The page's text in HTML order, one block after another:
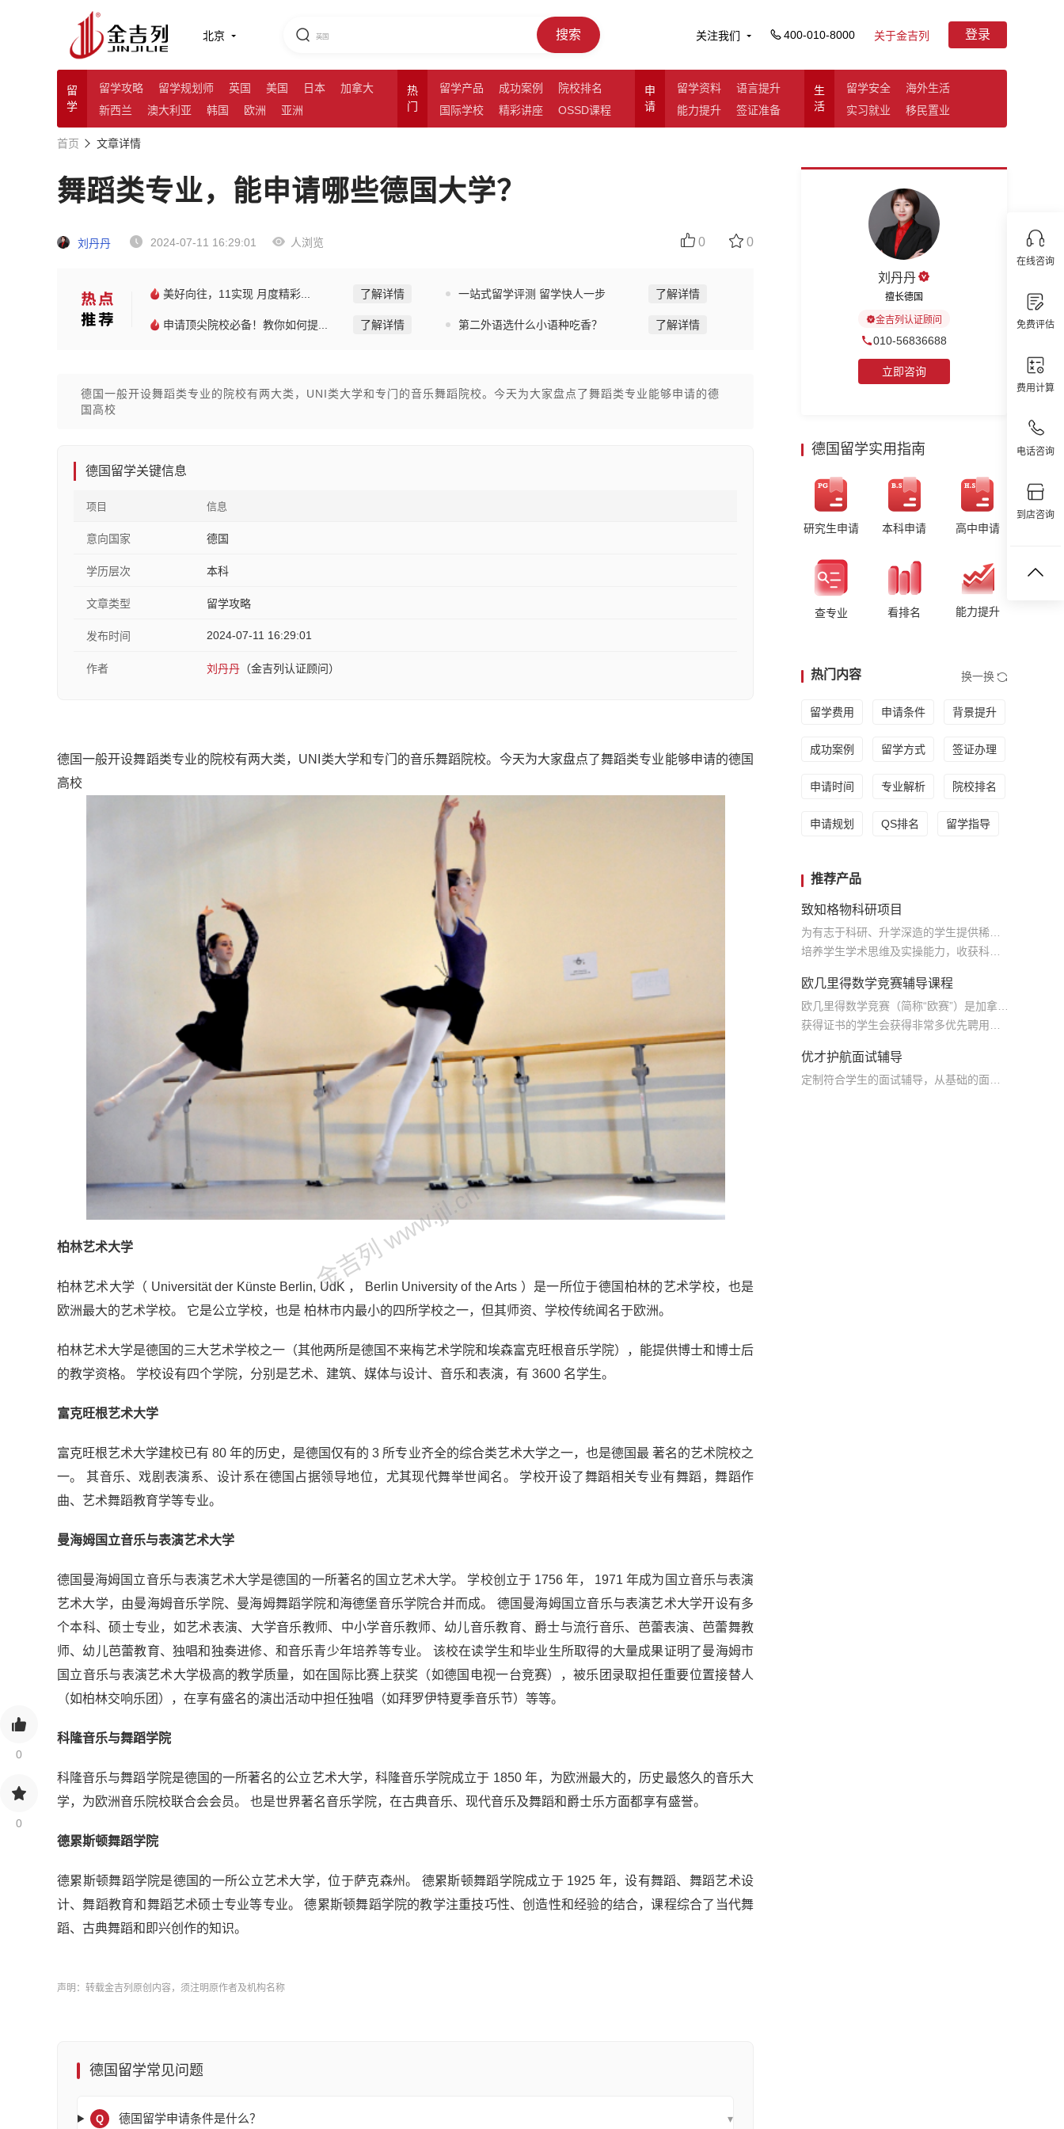
北京 搜索 关注我们 400-010-8000 关于金吉列 登录
留
学
留学攻略 留学规划师 英国 美国 日本
加拿大
新西兰
澳大利亚 韩国 欧洲 亚洲
热
门
留学产品 成功案例
院校排名
国际学校
精彩讲座 OSSD课程
申
请
留学资料
语言提升
能力提升
签证准备
生
活
留学安全
海外生活
实习就业
移民置业
在线咨询
免费评估
费用计算
电话咨询
到店咨询
0
0
首页 文章详情
舞蹈类专业，能申请哪些德国大学？
刘丹丹 2024-07-11 16:29:01 人浏览 0 0
美好向往，11实现 月度精彩... 了解详情 一站式留学评测 留学快人一步 了解详情
申请顶尖院校必备！教你如何提... 了解详情 第二外语选什么小语种吃香？ 了解详情
德国一般开设舞蹈类专业的院校有两大类，UNI类大学和专门的音乐舞蹈院校。今天为大家盘点了舞蹈类专业能够申请的德
国高校
德国留学关键信息
项目 信息
意向国家 德国
学历层次 本科
文章类型 留学攻略
发布时间 2024-07-11 16:29:01
作者 刘丹丹 （金吉列认证顾问）
德国一般开设舞蹈类专业的院校有两大类，UNI类大学和专门的音乐舞蹈院校。今天为大家盘点了舞蹈类专业能够申请的德国
高校
柏林艺术大学
柏林艺术大学（ Universität der Künste Berlin, UdK ， Berlin University of the Arts ）是一所位于德国柏林的艺术学校，也是
欧洲最大的艺术学校。 它是公立学校，也是 柏林市内最小的四所学校之一，但其师资、学校传统闻名于欧洲。
柏林艺术大学是德国的三大艺术学校之一（其他两所是德国不来梅艺术学院和埃森富克旺根音乐学院），能提供博士和博士后
的教学资格。 学校设有四个学院，分别是艺术、建筑、媒体与设计、音乐和表演，有 3600 名学生。
富克旺根艺术大学
富克旺根艺术大学建校已有 80 年的历史，是德国仅有的 3 所专业齐全的综合类艺术大学之一，也是德国最 著名的艺术院校之
一。 其音乐、戏剧表演系、设计系在德国占据领导地位，尤其现代舞举世闻名。 学校开设了舞蹈相关专业有舞蹈，舞蹈作
曲、艺术舞蹈教育学等专业。
曼海姆国立音乐与表演艺术大学
德国曼海姆国立音乐与表演艺术大学是德国的一所著名的国立艺术大学。 学校创立于 1756 年， 1971 年成为国立音乐与表演
艺术大学，由曼海姆音乐学院、曼海姆舞蹈学院和海德堡音乐学院合并而成。 德国曼海姆国立音乐与表演艺术大学开设有多
个本科、硕士专业，如艺术表演、大学音乐教师、中小学音乐教师、幼儿音乐教育、爵士与流行音乐、芭蕾表演、芭蕾舞教
师、幼儿芭蕾教育、独唱和独奏进修、和音乐青少年培养等专业。 该校在读学生和毕业生所取得的大量成果证明了曼海姆市
国立音乐与表演艺术大学极高的教学质量，如在国际比赛上获奖（如德国电视一台竞赛），被乐团录取担任重要位置接替人
（如柏林交响乐团），在享有盛名的演出活动中担任独唱（如拜罗伊特夏季音乐节）等等。
科隆音乐与舞蹈学院
科隆音乐与舞蹈学院是德国的一所著名的公立艺术大学，科隆音乐学院成立于 1850 年，为欧洲最大的，历史最悠久的音乐大
学，为欧洲音乐院校联合会会员。 也是世界著名音乐学院，在古典音乐、现代音乐及舞蹈和爵士乐方面都享有盛誉。
德累斯顿舞蹈学院
德累斯顿舞蹈学院是德国的一所公立艺术大学，位于萨克森州。 德累斯顿舞蹈学院成立于 1925 年，设有舞蹈、舞蹈艺术设
计、舞蹈教育和舞蹈艺术硕士专业等专业。 德累斯顿舞蹈学院的教学注重技巧性、创造性和经验的结合，课程综合了当代舞
蹈、古典舞蹈和即兴创作的知识。
金吉列 www.jjl.cn
声明：转载金吉列原创内容，须注明原作者及机构名称
德国留学常见问题
Q 德国留学申请条件是什么？ ▾
刘丹丹
擅长德国
金吉列认证顾问
010-56836688
立即咨询
德国留学实用指南
研究生申请 本科申请 高中申请
查专业 看排名 能力提升
热门内容 换一换
留学费用 申请条件 背景提升
成功案例 留学方式 签证办理
申请时间 专业解析 院校排名
申请规划 QS排名 留学指导
推荐产品
致知格物科研项目
欧几里得数学竞赛辅导课程
优才护航面试辅导